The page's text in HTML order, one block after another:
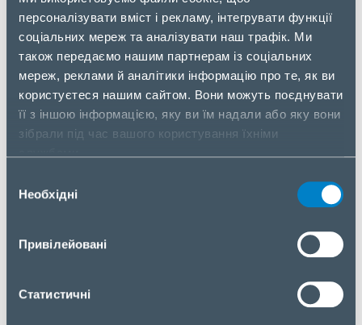
персоналізувати вміст і рекламу, інтегрувати функції
соціальних мереж та аналізувати наш трафік. Ми
також передаємо нашим партнерам із соціальних
мереж, реклами й аналітики інформацію про те, як ви
користуєтеся нашим сайтом. Вони можуть поєднувати
її з іншою інформацією, яку ви їм надали або яку вони
зібрали під час вашого користування їхніми
згоди
Необхідні
Привілейовані
Статистичні
Interact